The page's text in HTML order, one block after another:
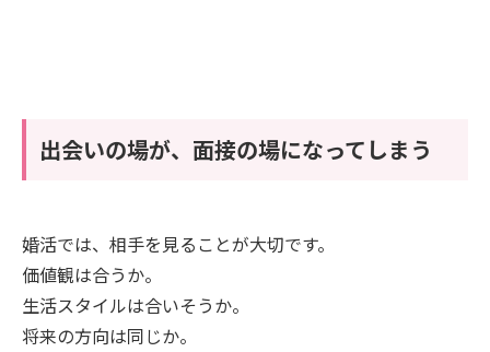
出会いの場が、面接の場になってしまう
婚活では、相手を見ることが大切です。
価値観は合うか。
生活スタイルは合いそうか。
将来の方向は同じか。